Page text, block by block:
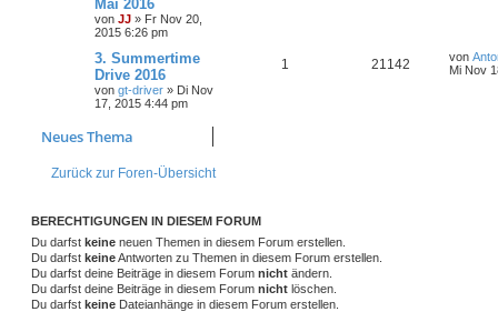
Mai 2016
von JJ » Fr Nov 20,
2015 6:26 pm
3. Summertime
Drive 2016
von gt-driver » Di Nov
17, 2015 4:44 pm
1 21142 von
Mi Nov
Neues Thema
Zurück zur Foren-Übersicht
BERECHTIGUNGEN IN DIESEM FORUM
Du darfst keine neuen Themen in diesem Forum erstellen.
Du darfst keineAntworten zu Themen in diesem Forum erstellen.
Du darfst deine Beiträge in diesem Forum nicht ändern.
Du darfst deine Beiträge in diesem Forum nicht löschen.
Du darfst keine Dateianhänge in diesem Forum erstellen.